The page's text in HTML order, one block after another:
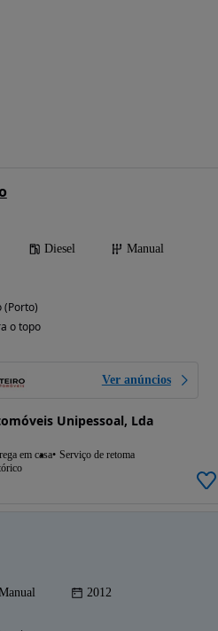
Diesel
Manual
(Porto)
o topo
Ver anúncios
Unipessoal, Lda
em casa Serviço de retoma
2012